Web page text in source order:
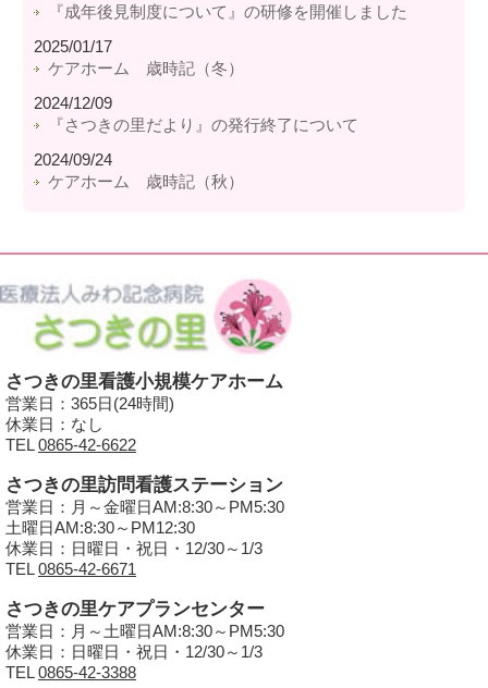
『成年後見制度について』の研修を開催しました
2025/01/17
ケアホーム 歳時記（冬）
2024/12/09
『さつきの里だより』の発行終了について
2024/09/24
ケアホーム 歳時記（秋）
さつきの里看護小規模ケアホーム
営業日：365日(24時間)
休業日：なし
TEL0865-42-6622
さつきの里訪問看護ステーション
営業日：月～金曜日AM:8:30～PM5:30
土曜日AM:8:30～PM12:30
休業日：日曜日・祝日・12/30～1/3
TEL0865-42-6671
さつきの里ケアプランセンター
営業日：月～土曜日AM:8:30～PM5:30
休業日：日曜日・祝日・12/30～1/3
TEL0865-42-3388